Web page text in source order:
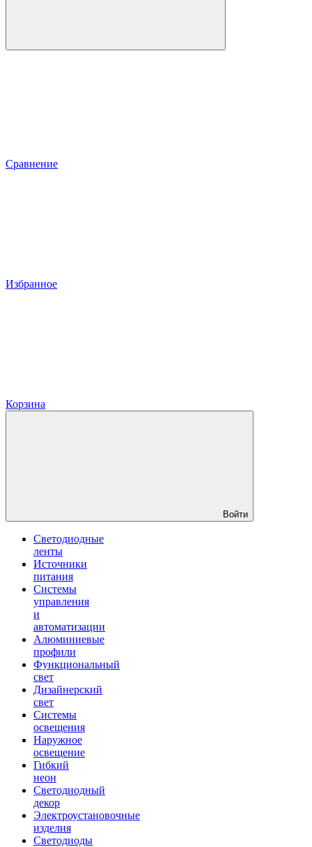
Сравнение
Избранное
Корзина
Войти
Светодиодные
ленты
Источники
питания
Системы
управления
и
автоматизации
Алюминиевые
профили
Функциональный
свет
Дизайнерский
свет
Системы
освещения
Наружное
освещение
Гибкий
неон
Светодиодный
декор
Электроустановочные
изделия
Светодиоды